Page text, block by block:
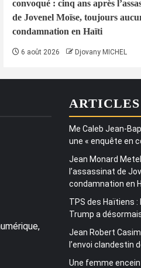
convoqué : cinq ans après
de Jovenel Moïse, toujours
condamnation en Haïti
6 août 2026 Djovany MICHEL
Me Caleb Jean-
une « enquête en
Jean Monard
l’assassinat de
condamnation en
TPS des Haïtiens :
Trump a
Jean Robert
l’envoi clandestin
Une femme